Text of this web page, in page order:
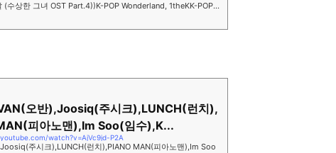
(수상한 그녀 OST Part.4))K-POP Wonderland, 1theKK-POP의
오반),Joosiq(주시크),LUNCH(런치),
피아노맨),Im Soo(임수),K...
watch?v=AjVc9jd-P2A
주시크),LUNCH(런치),PIANO MAN(피아노맨),Im Soo